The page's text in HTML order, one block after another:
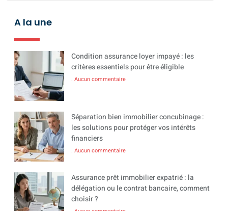
A la une
Condition assurance loyer impayé : les
critères essentiels pour être éligible
Aucun commentaire
Séparation bien immobilier concubinage :
les solutions pour protéger vos intérêts
financiers
Aucun commentaire
Assurance prêt immobilier expatrié : la
délégation ou le contrat bancaire, comment
choisir ?